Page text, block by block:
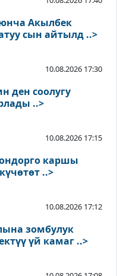
Акылбек
сын айтылд ..>
10.08.2026 17:30
ден соолугу
..>
10.08.2026 17:15
каршы
..>
10.08.2026 17:12
зомбулук
үй камаг ..>